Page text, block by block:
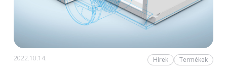
2022.10.14. Hírek Termékek